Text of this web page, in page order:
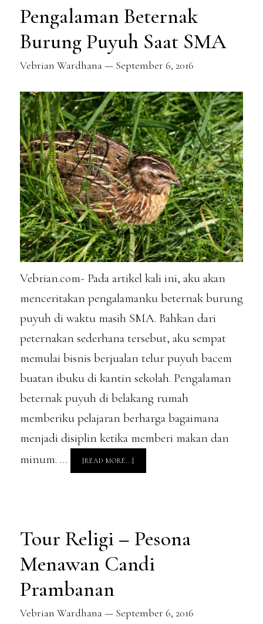
MARKETING
Pengalaman Beternak
Burung Puyuh Saat SMA
Vebrian Wardhana— September 6, 2016
Vebrian.com- Pada artikel kali ini, aku akan
menceritakan pengalamanku beternak burung
puyuh di waktu masih SMA. Bahkan dari
peternakan sederhana tersebut, aku sempat
memulai bisnis berjualan telur puyuh bacem
buatan ibuku di kantin sekolah. Pengalaman
beternak puyuh di belakang rumah
memberiku pelajaran berharga bagaimana
menjadi disiplin ketika memberi makan dan
minum. …
[READ MORE...]
BETERNAK
Tour Religi – Pesona
Menawan Candi
Prambanan
Vebrian Wardhana— September 6, 2016